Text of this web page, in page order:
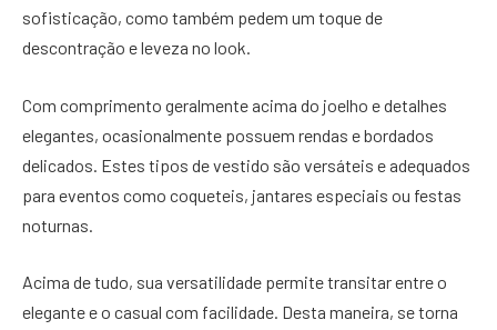
sofisticação, como também pedem um toque de
descontração e leveza no look.
Com comprimento geralmente acima do joelho e detalhes
elegantes, ocasionalmente possuem rendas e bordados
delicados. Estes tipos de vestido são versáteis e adequados
para eventos como coqueteis, jantares especiais ou festas
noturnas.
Acima de tudo, sua versatilidade permite transitar entre o
elegante e o casual com facilidade. Desta maneira, se torna